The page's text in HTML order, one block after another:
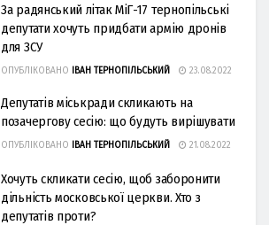
За радянський літак МіГ-17 тернопільські
депутати хочуть придбати армію дронів
для ЗСУ
ОПУБЛІКОВАНО ІВАН ТЕРНОПІЛЬСЬКИЙ 23.08.2022
Депутатів міськради скликають на
позачергову сесію: що будуть вирішувати
ОПУБЛІКОВАНО ІВАН ТЕРНОПІЛЬСЬКИЙ 21.08.2022
Хочуть скликати сесію, щоб заборонити
дільність московської церкви. Хто з
депутатів проти?